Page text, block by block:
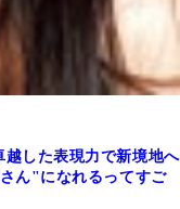
した表現力で新境地へ
ん"になれるってすご